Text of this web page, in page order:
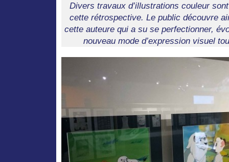
Divers travaux d’illustrations couleur
cette rétrospective. Le public découvre
cette auteure qui a su se perfectionner,
nouveau mode d’expression visuel